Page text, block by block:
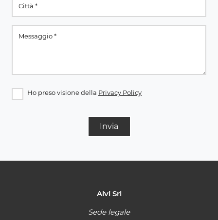
Ho preso visione della Privacy Policy
Invia
Alvi Srl
Sede legale